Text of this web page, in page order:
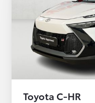
Toyota C-HR